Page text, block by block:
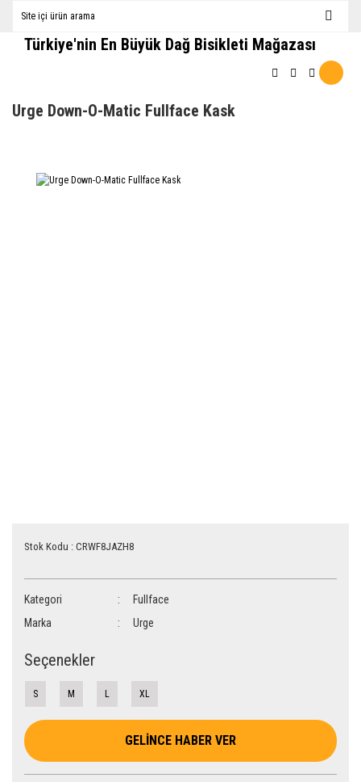
Türkiye'nin En Büyük Dağ Bisikleti Mağazası
Urge Down-O-Matic Fullface Kask
Stok Kodu : CRWF8JAZH8
Kategori
Fullface
Marka
Urge
Seçenekler
S M L XL
GELİNCE HABER VER